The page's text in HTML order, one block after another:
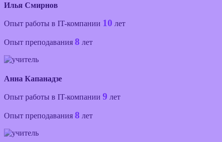
Илья Смирнов
Опыт работы в IT-компании 10 лет
Опыт преподавания 8 лет
Анна Капанадзе
Опыт работы в IT-компании 9 лет
Опыт преподавания 8 лет